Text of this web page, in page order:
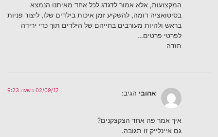
המקצועות, אלא אמור לדגדג לכל אחד מאיתנו הנמצא
בסיטואציה דומה, להשקיע זמן איכות בילדים שלו, ליצור פניות
בראש ולהיות מעורבים בחייהם של הילדים תוך כדי ירידה
לפרטי פרטים…
תודה
אהובי הגיב: 02/09/12 בשעה 9:23
איך אמר פה אחד הצקצקנים?
גם איינלייק זו תגובה.